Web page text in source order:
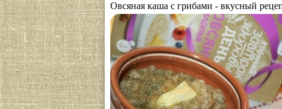
Овсяная каша с грибами - вкусный